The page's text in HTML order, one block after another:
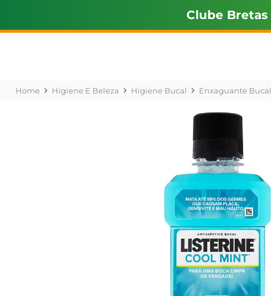
Clube Bretas
Higiene E Beleza Higiene Bucal Enxaguante Bucal